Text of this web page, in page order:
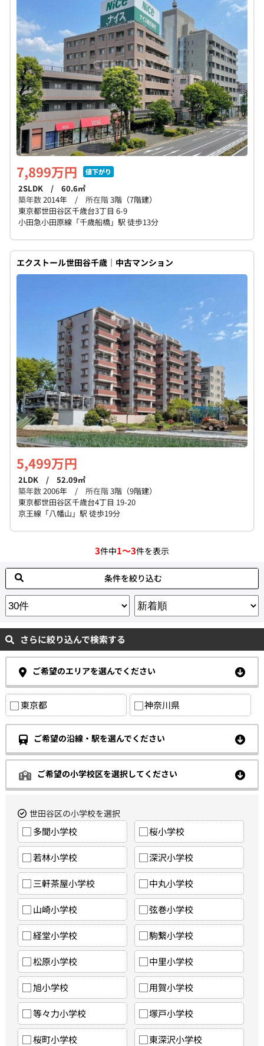
7,899万円 値下がり
2SLDK / 60.6㎡
築年数2014年 / 所在階3階（7階建）
東京都世田谷区千歳台3丁目 6-9
小田急小田原線「千歳船橋」駅 徒歩13分
エクストール世田谷千歳｜中古マンション
5,499万円
2LDK / 52.09㎡
築年数2006年 / 所在階3階（9階建）
東京都世田谷区千歳台4丁目 19-20
京王線「八幡山」駅 徒歩19分
3件中1～3件を表示
条件を絞り込む
さらに絞り込んで検索する
ご希望のエリアを選んでください
東京都 神奈川県
ご希望の沿線・駅を選んでください
ご希望の小学校区を選択してください
世田谷区の小学校を選択
多聞小学校 桜小学校
若林小学校 深沢小学校
三軒茶屋小学校 中丸小学校
山崎小学校 弦巻小学校
経堂小学校 駒繋小学校
松原小学校 中里小学校
旭小学校 用賀小学校
等々力小学校 塚戸小学校
桜町小学校 東深沢小学校